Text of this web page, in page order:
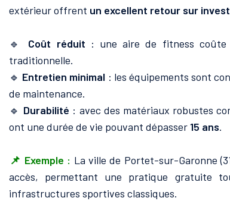
extérieur offrent un excellent retour sur
🔹 Coût réduit : une aire de fitness coûte
traditionnelle.
🔹 Entretien minimal : les équipements sont
de maintenance.
🔹 Durabilité : avec des matériaux robustes
ont une durée de vie pouvant dépasser15 ans.
📌 Exemple : La ville de Portet-sur-Garonne
accès, permettant une pratique gratuite
infrastructures sportives classiques.